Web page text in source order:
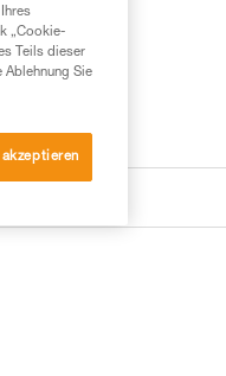
„Cookie-
Teils dieser
Ablehnung Sie